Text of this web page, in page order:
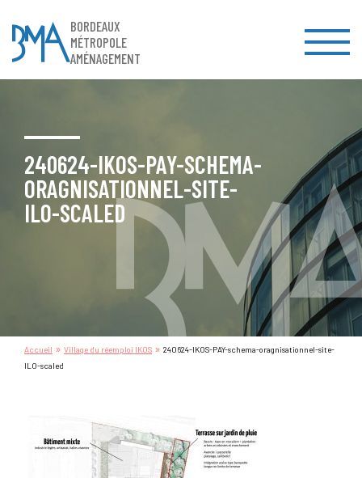
BORDEAUX
MÉTROPOLE
AMÉNAGEMENT
240624-IKOS-PAY-SCHEMA-
ORAGNISATIONNEL-SITE-
ILO-SCALED
Accueil » Village du réemploi IKOS » 240624-IKOS-PAY-schema-oragnisationnel-site-
ILO-scaled